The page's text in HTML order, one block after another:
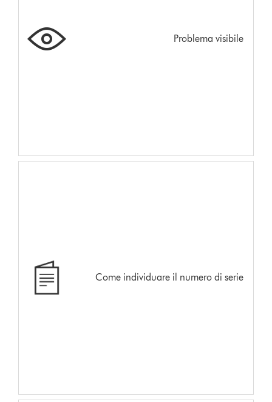
Problema visibile
Come individuare il numero di serie